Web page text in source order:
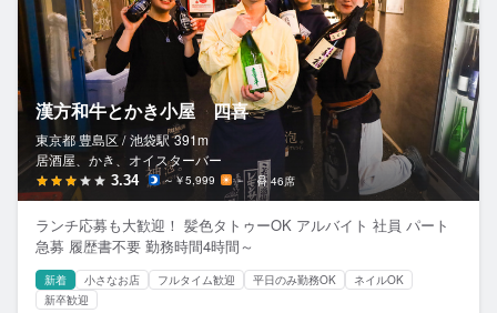
漢方和牛とかき小屋 四喜
東京都 豊島区 / 池袋駅 391m
居酒屋、かき、オイスターバー
3.34 ～￥5,999 － 46席
ランチ応募も大歓迎！ 髪色タトゥーOK アルバイト 社員 パート
急募 履歴書不要 勤務時間4時間～
新着 小さなお店 フルタイム歓迎 平日のみ勤務OK
ネイルOK
新卒歓迎